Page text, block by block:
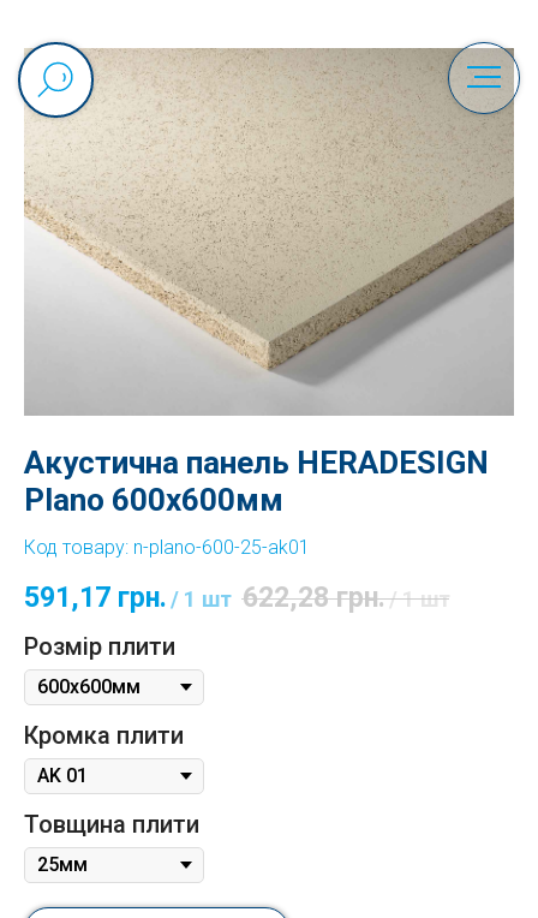
Акустична панель HERADESIGN
Plano 600x600мм
Код товару: n-plano-600-25-ak01
591,17 грн. / 1 шт 622,28 грн./1 шт
Розмір плити
Кромка плити
Товщина плити